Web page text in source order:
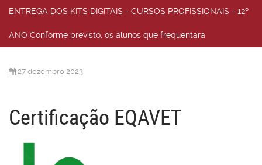
ENTREGA DOS KITS DIGITAIS - CURSOS PROFISSIONAIS - 12º
ANO Conforme previsto, os alunos que frequentara
27 dezembro 2023
Certificação EQAVET